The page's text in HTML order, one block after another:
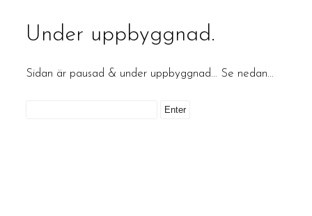
Under uppbyggnad.
Sidan är pausad & under uppbyggnad… Se nedan…